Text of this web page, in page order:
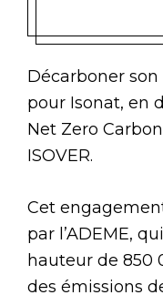
Décarboner
pour Isonat, en
Net Zero
ISOVER.
Cet
par l’ADEME,
hauteur de 850
des émissions